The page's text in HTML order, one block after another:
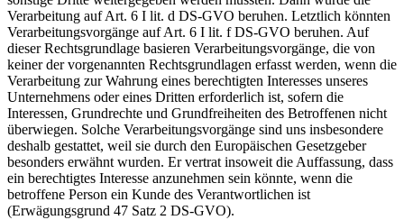
Verarbeitung auf Art. 6 I lit. d DS-GVO beruhen. Letztlich könnten
Verarbeitungsvorgänge auf Art. 6 I lit. f DS-GVO beruhen. Auf
dieser Rechtsgrundlage basieren Verarbeitungsvorgänge, die von
keiner der vorgenannten Rechtsgrundlagen erfasst werden, wenn die
Verarbeitung zur Wahrung eines berechtigten Interesses unseres
Unternehmens oder eines Dritten erforderlich ist, sofern die
Interessen, Grundrechte und Grundfreiheiten des Betroffenen nicht
überwiegen. Solche Verarbeitungsvorgänge sind uns insbesondere
deshalb gestattet, weil sie durch den Europäischen Gesetzgeber
besonders erwähnt wurden. Er vertrat insoweit die Auffassung, dass
ein berechtigtes Interesse anzunehmen sein könnte, wenn die
betroffene Person ein Kunde des Verantwortlichen ist
(Erwägungsgrund 47 Satz 2 DS-GVO).